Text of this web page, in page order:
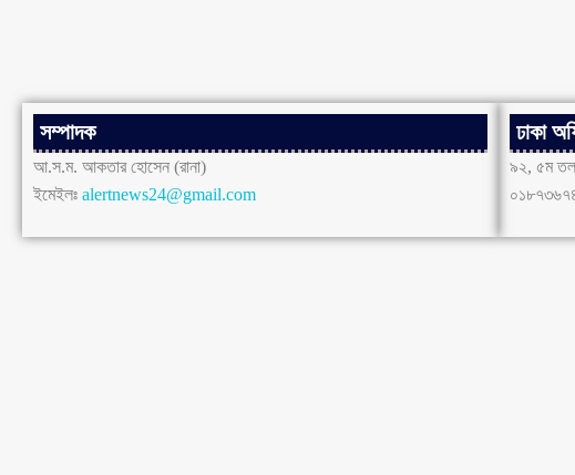
সম্পাদক
আ.স.ম. আকতার হোসেন (রানা)
ইমেইলঃ alertnews24@gmail.com
ঢাকা
৯২, ৫ম